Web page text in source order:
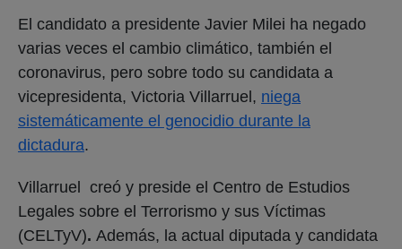
El candidato a presidente Javier Milei ha negado
varias veces el cambio climático, también el
coronavirus, pero sobre todo su candidata a
vicepresidenta, Victoria Villarruel, niega
sistemáticamente el genocidio durante la
dictadura.
Villarruel creó y preside el Centro de Estudios
Legales sobre el Terrorismo y sus Víctimas
(CELTyV). Además, la actual diputada y candidata